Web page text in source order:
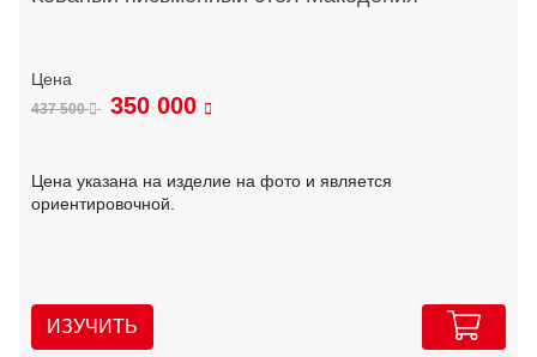
437 500 350 000
Цена указана на изделие на фото и является
ориентировочной.
ИЗУЧИТЬ